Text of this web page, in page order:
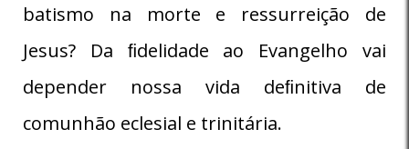
batismo na morte e ressurreição de
Jesus? Da ﬁdelidade ao Evangelho vai
depender nossa vida deﬁnitiva de
comunhão eclesial e trinitária.